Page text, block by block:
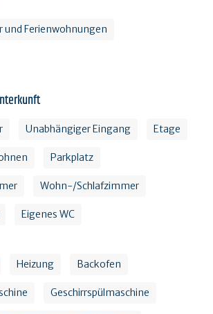
und Ferienwohnungen
Unabhängiger Eingang Etage
Parkplatz
Wohn-/Schlafzimmer
Eigenes WC
Heizung Backofen
Geschirrspülmaschine